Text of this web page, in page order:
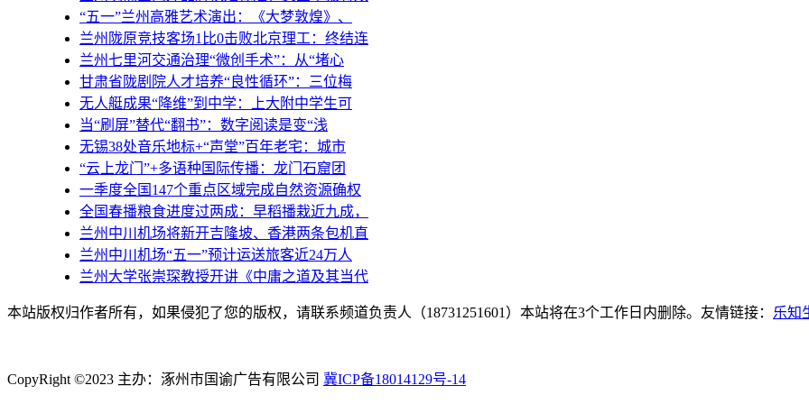
“五一”兰州高雅艺术演出：《大梦敦煌》、
兰州陇原竞技客场1比0击败北京理工：终结连
兰州七里河交通治理“微创手术”：从“堵心
甘肃省陇剧院人才培养“良性循环”：三位梅
无人艇成果“降维”到中学：上大附中学生可
当“刷屏”替代“翻书”：数字阅读是变“浅
无锡38处音乐地标+“声堂”百年老宅：城市
“云上龙门”+多语种国际传播：龙门石窟团
一季度全国147个重点区域完成自然资源确权
全国春播粮食进度过两成：早稻播栽近九成，
兰州中川机场将新开吉隆坡、香港两条包机直
兰州中川机场“五一”预计运送旅客近24万人
兰州大学张崇琛教授开讲《中庸之道及其当代
本站版权归作者所有，如果侵犯了您的版权，请联系频道负责人（18731251601）本站将在3个工作日内删除。友情链接： 乐知
CopyRight ©2023 主办：涿州市国谕广告有限公司 冀ICP备18014129号-14